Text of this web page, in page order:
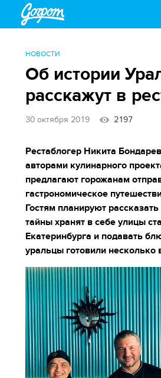
НОВОСТИ
Об истории
расскажут в
30 октября 2019 2197
Рестаблогер Никита
авторами кулинарного
предлагают горожанам
гастрономическое
Гостям планируют
тайны хранят в себе улицы
Екатеринбурга и подавать
уральцы готовили несколько